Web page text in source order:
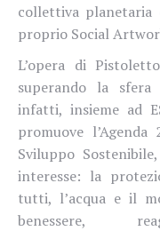
collettiva planetaria
proprio Social
L’opera di
superando la
infatti, insieme ad
promuove
Sviluppo
interesse: la
tutti, l’acqua e il
benessere,